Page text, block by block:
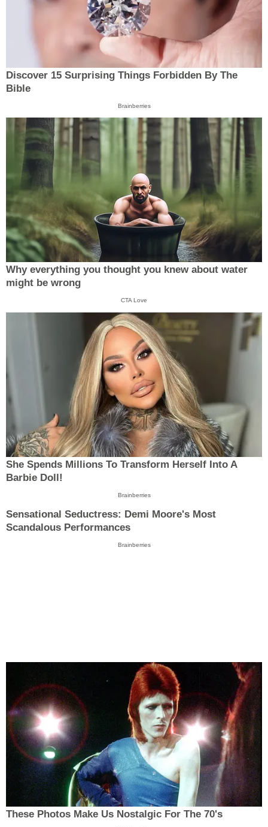
Discover 15 Surprising Things Forbidden By The
Bible
Brainberries
Why everything you thought you knew about water
might be wrong
CTA Love
She Spends Millions To Transform Herself Into A
Barbie Doll!
Brainberries
Sensational Seductress: Demi Moore's Most
Scandalous Performances
Brainberries
These Photos Make Us Nostalgic For The 70's